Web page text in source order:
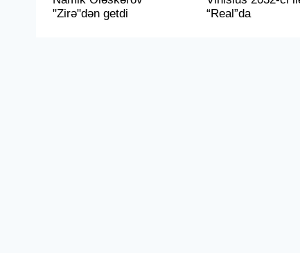
"Zirə"dən getdi
“Real”da